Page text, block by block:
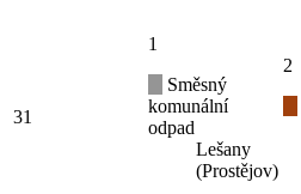
31
1
Směsný
komunální
odpad
Lešany
(Prostějov)
2